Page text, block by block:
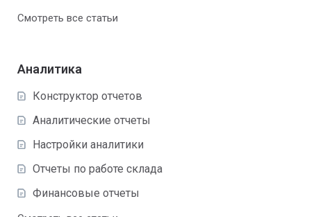
Смотреть все статьи
Аналитика
Конструктор отчетов
Аналитические отчеты
Настройки аналитики
Отчеты по работе склада
Финансовые отчеты